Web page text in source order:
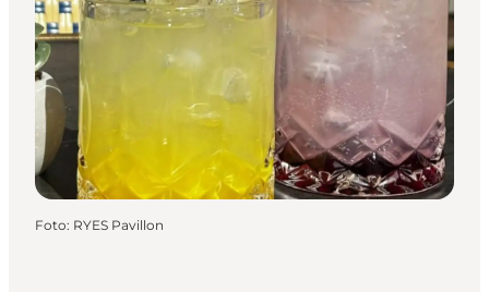
Spisesteder
Overnatning
Planlæg din tur
Book guidet tur
Foto: RYES Pavillon